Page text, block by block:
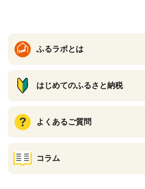
ふるラボとは
はじめてのふるさと納税
よくあるご質問
コラム